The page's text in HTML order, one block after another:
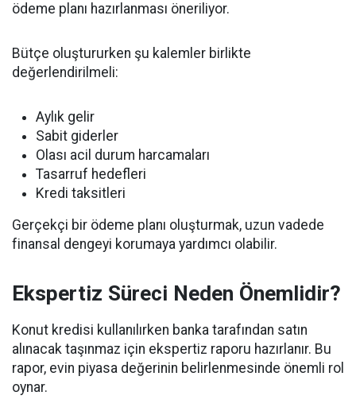
ödeme planı hazırlanması öneriliyor.
Bütçe oluştururken şu kalemler birlikte
değerlendirilmeli:
Aylık gelir
Sabit giderler
Olası acil durum harcamaları
Tasarruf hedefleri
Kredi taksitleri
Gerçekçi bir ödeme planı oluşturmak, uzun vadede
finansal dengeyi korumaya yardımcı olabilir.
Ekspertiz Süreci Neden Önemlidir?
Konut kredisi kullanılırken banka tarafından satın
alınacak taşınmaz için ekspertiz raporu hazırlanır. Bu
rapor, evin piyasa değerinin belirlenmesinde önemli rol
oynar.